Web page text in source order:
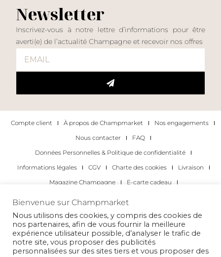
Newsletter
Inscrivez-vous à notre lettre d’informations pour être
averti(e) de l’actualité Champagne et recevoir nos offres
Compte client À propos de Champmarket
Nos engagements
Nous contacter
FAQ
Données Personnelles & Politique de confidentialité
Informations légales
CGV Charte des cookies
Livraison
Magazine Champagne
E-carte cadeau
Les occasions pour déguster du champagne
Pour les particuliers
Pour les entreprises
Copyright 2022 © tous droits réservés. Champmarket.
Bienvenue sur Champmarket
Nous utilisons des cookies, y compris des cookies de
nos partenaires, afin de vous fournir la meilleure
expérience utilisateur possible, d’analyser le trafic de
notre site, vous proposer des publicités
personnalisées sur des sites tiers et vous proposer des